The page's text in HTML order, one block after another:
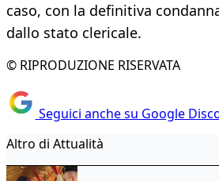
caso, con la definitiva
dallo stato clericale.
© RIPRODUZIONE RISERVATA
Seguici anche su Google
Altro di Attualità